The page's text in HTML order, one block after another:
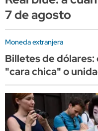
7 de agosto
Moneda extranjera
Billetes de
"cara chica" o